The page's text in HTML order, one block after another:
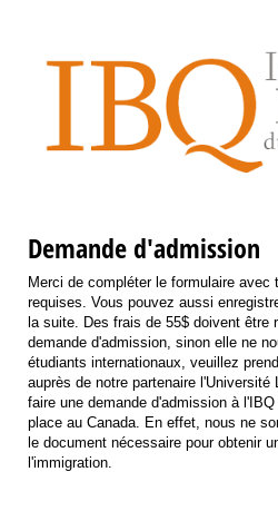
Demande d'admission
Merci de compléter le formulaire avec
requises. Vous pouvez aussi
la suite. Des frais de 55$ doivent être
demande d'admission, sinon elle ne
étudiants internationaux, veuillez
auprès de notre partenaire
faire une demande d'admission à
place au Canada. En effet, nous ne
le document nécessaire pour obtenir
l'immigration.